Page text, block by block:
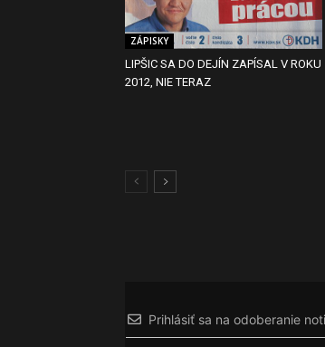
ZÁPISKY
LIPŠIC SA DO DEJÍN ZAPÍSAL V ROKU
2012, NIE TERAZ
Prihlásiť sa na odoberanie